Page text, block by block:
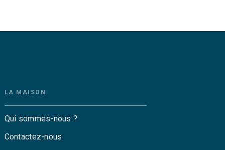
LA MAISON
Qui sommes-nous ?
Contactez-nous